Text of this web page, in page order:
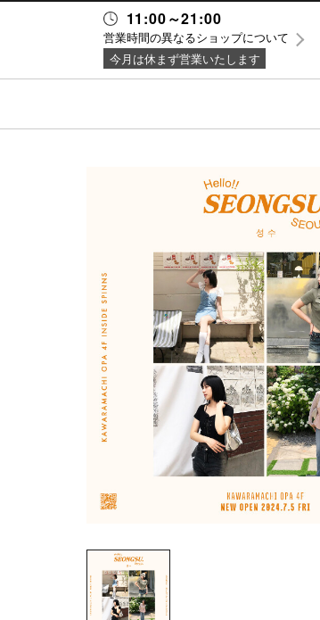
11:00～21:00
営業時間の異なるショップについて
今月は休まず営業いたします